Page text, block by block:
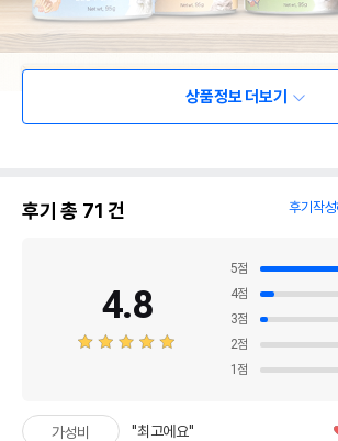
상품정보 더보기
후기 총 71 건 후기작
4.8
5점
4점
3점
2점
1 점
가성비 "최고에요"